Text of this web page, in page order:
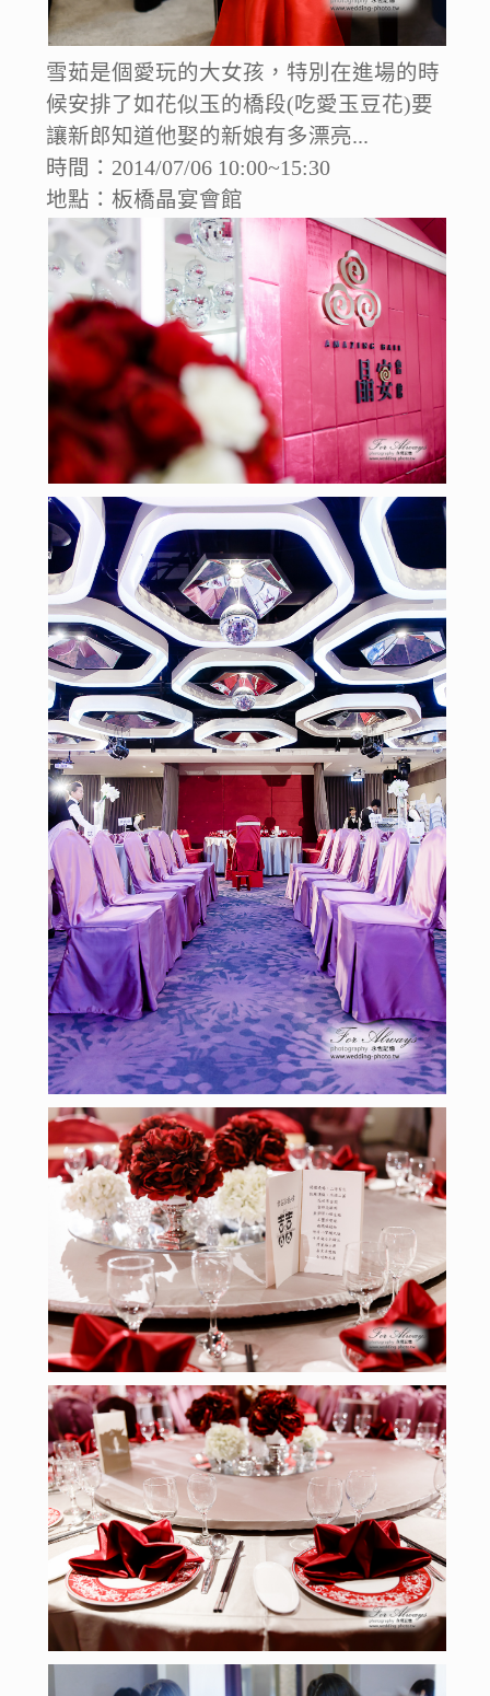
雪茹是個愛玩的大女孩，特別在進場的時
候安排了如花似玉的橋段(吃愛玉豆花)要
讓新郎知道他娶的新娘有多漂亮...
時間：2014/07/06 10:00~15:30
地點：板橋晶宴會館